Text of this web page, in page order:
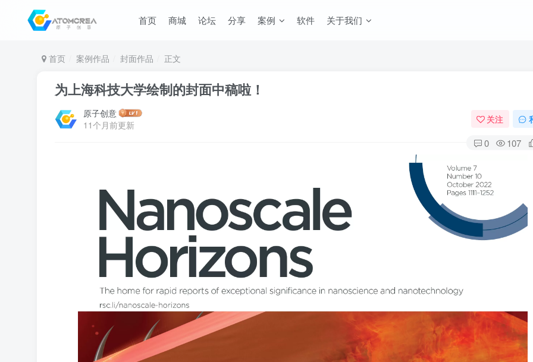
首页 商城 论坛 分享 案例 软件 关于我们
首页 案例作品 封面作品 正文
为上海科技大学绘制的封面中稿啦！
原子创意
11个月前更新
关注
0 107